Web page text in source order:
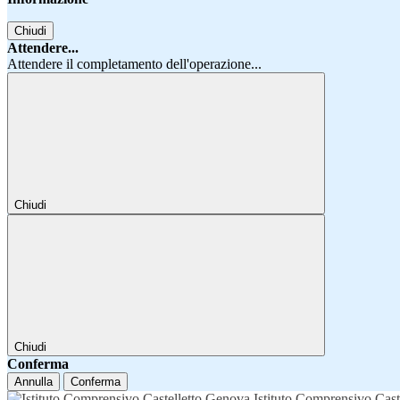
Chiudi
Attendere...
Attendere il completamento dell'operazione...
Chiudi
Chiudi
Conferma
Annulla Conferma